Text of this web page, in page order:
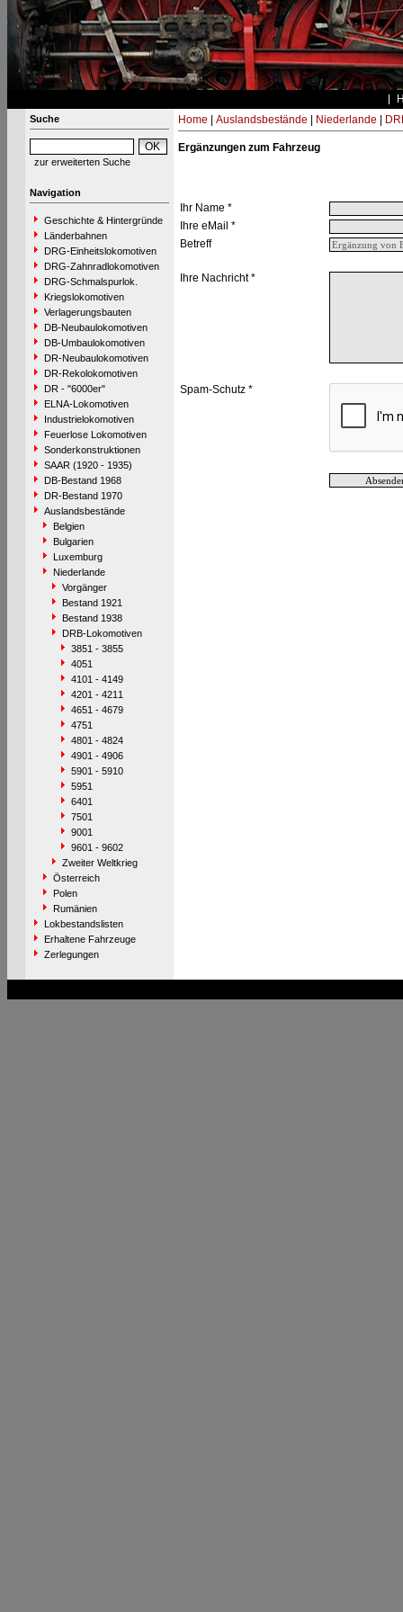
Suche
zur erweiterten Suche
Navigation
Geschichte & Hintergründe
Länderbahnen
DRG-Einheitslokomotiven
DRG-Zahnradlokomotiven
DRG-Schmalspurlok.
Kriegslokomotiven
Verlagerungsbauten
DB-Neubaulokomotiven
DB-Umbaulokomotiven
DR-Neubaulokomotiven
DR-Rekolokomotiven
DR - "6000er"
ELNA-Lokomotiven
Industrielokomotiven
Feuerlose Lokomotiven
Sonderkonstruktionen
SAAR (1920 - 1935)
DB-Bestand 1968
DR-Bestand 1970
Auslandsbestände
Belgien
Bulgarien
Luxemburg
Niederlande
Vorgänger
Bestand 1921
Bestand 1938
DRB-Lokomotiven
3851 - 3855
4051
4101 - 4149
4201 - 4211
4651 - 4679
4751
4801 - 4824
4901 - 4906
5901 - 5910
5951
6401
7501
9001
9601 - 9602
Zweiter Weltkrieg
Österreich
Polen
Rumänien
Lokbestandslisten
Erhaltene Fahrzeuge
Zerlegungen
Home Auslandsbestände Niederlande
Ergänzungen zum Fahrzeug
Ihr Name *
Ihre eMail *
Betreff
Ihre Nachricht *
Spam-Schutz *